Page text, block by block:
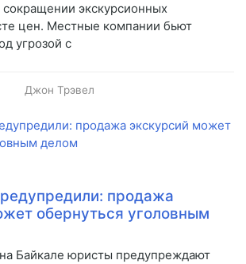
экскурсионных
цен. Местные компании бьют
угрозой с
Джон Трэвел
продажа
обернуться уголовным
Байкале юристы предупреждают